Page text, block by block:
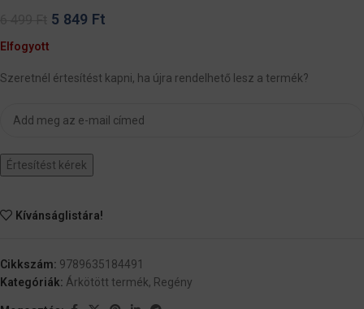
5 849 Ft
Elfogyott
Szeretnél értesítést kapni, ha újra rendelhető lesz a termék?
Értesítést kérek
Kívánságlistára!
Cikkszám: 9789635184491
Kategóriák: Árkötött termék, Regény